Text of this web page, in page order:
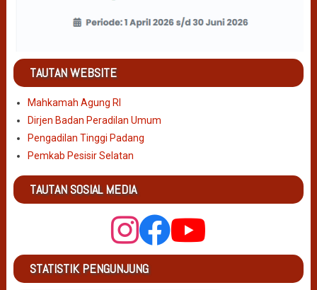
TAUTAN WEBSITE
Mahkamah Agung RI
Dirjen Badan Peradilan Umum
Pengadilan Tinggi Padang
Pemkab Pesisir Selatan
TAUTAN SOSIAL MEDIA
STATISTIK PENGUNJUNG